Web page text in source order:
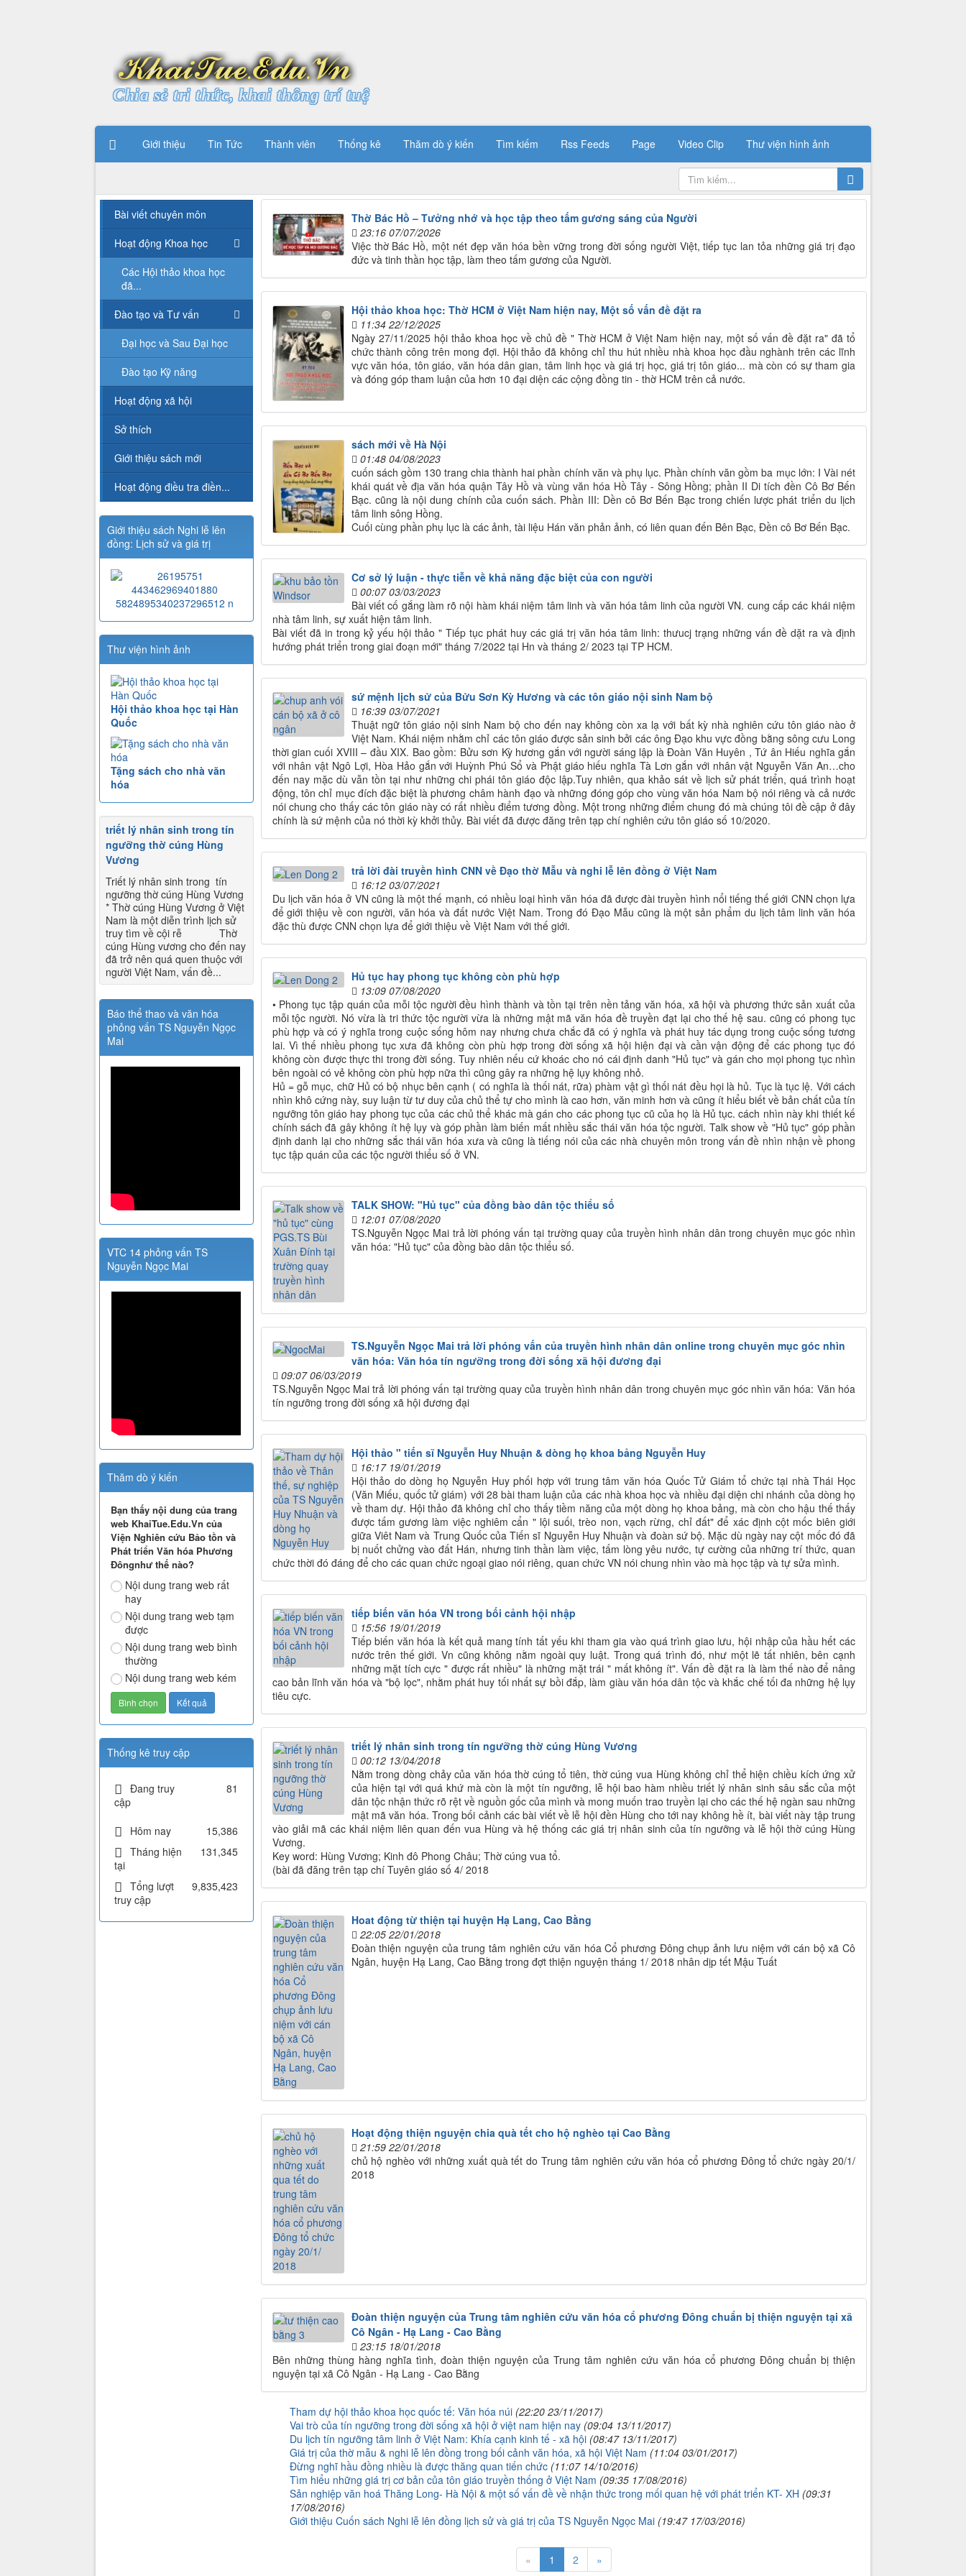
Chia sẻ tri thức, khai thông trí tuệ
Giới thiệu Tin Tức Thành viên Thống kê Thăm dò ý kiến Tìm kiếm Rss Feeds Page Video Clip Thư viện hình ảnh
Thờ Bác Hồ – Tưởng nhớ và học tập theo tấm gương sáng của Người
23:16 07/07/2026
Việc thờ Bác Hồ, một nét đẹp văn hóa bền vững trong đời sống người Việt, tiếp tục lan tỏa những giá trị đạo
đức và tinh thần học tập, làm theo tấm gương của Người.
Hội thảo khoa học: Thờ HCM ở Việt Nam hiện nay, Một số vấn đề đặt ra
11:34 22/12/2025
Ngày 27/11/2025 hội thảo khoa học về chủ đề " Thờ HCM ở Việt Nam hiện nay, một số vấn đề đặt ra" đã tổ
chức thành công trên mong đợi. Hội thảo đã không chỉ thu hút nhiều nhà khoa học đầu nghành trên các lĩnh
vực văn hóa, tôn giáo, văn hóa dân gian, tâm linh học và giá trị học, giá trị tôn giáo... mà còn có sự tham gia
và đóng góp tham luận của hơn 10 đại diện các cộng đồng tin - thờ HCM trên cả nước.
sách mới về Hà Nội
01:48 04/08/2023
cuốn sách gồm 130 trang chia thành hai phần chính văn và phụ lục. Phần chính văn gồm ba mục lớn: I Vài nét
khái quát về địa văn hóa quận Tây Hồ và vùng văn hóa Hồ Tây - Sông Hồng; phần II Di tích đền Cô Bơ Bến
Bạc. cũng là nội dung chính của cuốn sách. Phần III: Dền cô Bơ Bến Bạc trong chiến lược phát triển du lịch
tâm linh sông Hồng.
Cuối cùng phần phụ lục là các ảnh, tài liệu Hán văn phản ảnh, có liên quan đến Bên Bạc, Đền cô Bơ Bến Bạc.
Cơ sở lý luận - thực tiễn về khả năng đặc biệt của con người
00:07 03/03/2023
Bài viết cố gắng làm rõ nội hàm khái niệm tâm linh và văn hóa tâm linh của người VN. cung cấp các khái niệm
nhà tâm linh, sự xuất hiện tâm linh.
Bài viết đã in trong kỷ yếu hội thảo " Tiếp tục phát huy các giá trị văn hóa tâm linh: thưucj trạng những vấn đề dặt ra và định
hướng phát triển trong giai đoạn mới" tháng 7/2022 tại Hn và tháng 2/ 2023 tại TP HCM.
sứ mệnh lịch sử của Bửu Sơn Kỳ Hương và các tôn giáo nội sinh Nam bộ
16:39 03/07/2021
Thuật ngữ tôn giáo nội sinh Nam bộ cho đến nay không còn xa lạ với bất kỳ nhà nghiên cứu tôn giáo nào ở
Việt Nam. Khái niệm nhằm chỉ các tôn giáo được sản sinh bởi các ông Đạo khu vực đồng bằng sông cưu Long
thời gian cuối XVIII – đầu XIX. Bao gồm: Bửu sơn Kỳ hương gắn với người sáng lập là Đoàn Văn Huyên , Tứ ân Hiếu nghĩa gắn
với nhân vật Ngô Lợi, Hòa Hảo gắn với Huỳnh Phú Sổ và Phật giáo hiếu nghĩa Tà Lơn gắn với nhân vật Nguyễn Văn An…cho
đến nay mặc dù vẫn tồn tại như những chi phái tôn giáo độc lập.Tuy nhiên, qua khảo sát về lịch sử phát triển, quá trình hoạt
động, tôn chỉ mục đích đặc biệt là phương châm hành đạo và những đóng góp cho vùng văn hóa Nam bộ nói riêng và cả nước
nói chung cho thấy các tôn giáo này có rất nhiều điểm tương đồng. Một trong những điểm chung đó mà chúng tôi đề cập ở đây
chính là sứ mệnh của nó thời kỳ khởi thủy. Bài viết đã được đăng trên tạp chí nghiên cứu tôn giáo số 10/2020.
trả lời đài truyền hình CNN về Đạo thờ Mẫu và nghi lễ lên đồng ở Việt Nam
16:12 03/07/2021
Du lịch văn hóa ở VN cũng là một thế mạnh, có nhiều loại hình văn hóa đã được đài truyền hình nổi tiếng thế giới CNN chọn lựa
để giới thiệu về con người, văn hóa và đất nước Việt Nam. Trong đó Đạo Mẫu cũng là một sản phẩm du lịch tâm linh văn hóa
đặc thù được CNN chọn lựa để giới thiệu về Việt Nam với thế giới.
Hủ tục hay phong tục không còn phù hợp
13:09 07/08/2020
• Phong tục tập quán của mỗi tộc người đều hình thành và tồn tại trên nền tảng văn hóa, xã hội và phương thức sản xuất của
mỗi tộc người. Nó vừa là tri thức tộc người vừa là những mật mã văn hóa đề truyền đạt lại cho thế hệ sau. cũng có phong tục
phù hợp và có ý nghĩa trong cuộc sống hôm nay nhưng chưa chắc đã có ý nghĩa và phát huy tác dụng trong cuộc sống tương
lai. Vì thế nhiều phong tục xưa đã không còn phù hợp trong đời sống xã hội hiện đại và cần vận động để các phong tục đó
không còn được thực thi trong đời sống. Tuy nhiên nếu cứ khoác cho nó cái định danh "Hủ tục" và gán cho mọi phong tục nhìn
bên ngoài có vẻ không còn phù hợp nữa thì cũng gây ra những hệ lụy không nhỏ.
Hủ = gỗ mục, chữ Hủ có bộ nhục bên cạnh ( có nghĩa là thối nát, rữa) phàm vật gì thối nát đều họi là hủ. Tục là tục lệ. Với cách
nhìn khô cứng này, suy luận từ tư duy của chủ thể tự cho mình là cao hơn, văn minh hơn và cũng ít hiểu biết về bản chất của tín
ngưỡng tôn giáo hay phong tục của các chủ thể khác mà gán cho các phong tục cũ của họ là Hủ tục. cách nhìn này khi thiết kế
chính sách đã gây không ít hệ lụy và góp phần làm biến mất nhiều sắc thái văn hóa tộc người. Talk show về "Hủ tục" góp phần
định danh lại cho những sắc thái văn hóa xưa và cũng là tiếng nói của các nhà chuyên môn trong vấn đề nhìn nhận về phong
tục tập quán của các tộc người thiểu số ở VN.
TALK SHOW: "Hủ tục" của đồng bào dân tộc thiểu số
12:01 07/08/2020
TS.Nguyễn Ngọc Mai trả lời phóng vấn tại trường quay của truyền hình nhân dân trong chuyên mục góc nhìn
văn hóa: "Hủ tục" của đồng bào dân tộc thiểu số.
TS.Nguyễn Ngọc Mai trả lời phóng vấn của truyền hình nhân dân online trong chuyên mục góc nhìn
văn hóa: Văn hóa tín ngưỡng trong đời sống xã hội đương đại
09:07 06/03/2019
TS.Nguyễn Ngọc Mai trả lời phóng vấn tại trường quay của truyền hình nhân dân trong chuyên mục góc nhìn văn hóa: Văn hóa
tín ngưỡng trong đời sống xã hội đương đại
Hội thảo " tiến sĩ Nguyễn Huy Nhuận & dòng họ khoa bảng Nguyễn Huy
16:17 19/01/2019
Hội thảo do dòng họ Nguyễn Huy phối hợp với trung tâm văn hóa Quốc Tử Giám tổ chức tại nhà Thái Học
(Văn Miếu, quốc tử giám) với 28 bài tham luận của các nhà khoa học và nhiều đại diện chi nhánh của dòng họ
về tham dự. Hội thảo đã không chỉ cho thấy tiềm năng của một dòng họ khoa bảng, mà còn cho hậu thế thấy
được tấm gương làm việc nghiêm cẩn " lội suối, trèo non, vạch rừng, chỉ đất" để xác định cột mốc biên giới
giữa Viêt Nam và Trung Quốc của Tiến sĩ Nguyễn Huy Nhuận và đoàn sứ bộ. Mặc dù ngày nay cột mốc đó đã
bị nuốt chửng vào đất Hán, nhưng tinh thần làm việc, tấm lòng yêu nước, tự cường của những trí thức, quan
chức thời đó đáng để cho các quan chức ngoại giao nói riêng, quan chức VN nói chung nhìn vào mà học tập và tự sửa mình.
tiếp biến văn hóa VN trong bối cảnh hội nhập
15:56 19/01/2019
Tiếp biến văn hóa là kết quả mang tính tất yếu khi tham gia vào quá trình giao lưu, hội nhập của hầu hết các
nước trên thế giới. Vn cũng không nằm ngoài quy luật. Trong quá trình đó, như một lẽ tất nhiên, bên cạnh
những mặt tích cực " được rất nhiều" là những mặt trái " mất không ít". Vấn đề đặt ra là làm thế nào để nâng
cao bản lĩnh văn hóa và "bộ lọc", nhằm phát huy tối nhất sự bồi đắp, làm giàu văn hóa dân tộc và khắc chế tối đa những hệ lụy
tiêu cực.
triết lý nhân sinh trong tín ngưỡng thờ cúng Hùng Vương
00:12 13/04/2018
Nằm trong dòng chảy của văn hóa thờ cúng tổ tiên, thờ cúng vua Hùng không chỉ thể hiện chiều kích ứng xử
của hiện tại với quá khứ mà còn là một tín ngưỡng, lễ hội bao hàm nhiều triết lý nhân sinh sâu sắc của một
dân tộc nhận thức rõ rệt về nguồn gốc của mình và mong muốn trao truyền lại cho các thế hệ ngàn sau những
mật mã văn hóa. Trong bối cảnh các bài viết về lễ hội đền Hùng cho tới nay không hề ít, bài viết này tập trung
vào giải mã các khái niệm liên quan đến vua Hùng và hệ thống các giá trị nhân sinh của tín ngưỡng và lễ hội thờ cúng Hùng
Vương.
Key word: Hùng Vương; Kinh đô Phong Châu; Thờ cúng vua tổ.
(bài đã đăng trên tạp chí Tuyên giáo số 4/ 2018
Hoat động từ thiện tại huyện Hạ Lang, Cao Bằng
22:05 22/01/2018
Đoàn thiện nguyện của trung tâm nghiên cứu văn hóa Cổ phương Đông chụp ảnh lưu niệm với cán bộ xã Cô
Ngân, huyện Hạ Lang, Cao Bằng trong đợt thiện nguyện tháng 1/ 2018 nhân dịp tết Mậu Tuất
Hoạt động thiện nguyện chia quà tết cho hộ nghèo tại Cao Bằng
21:59 22/01/2018
chủ hộ nghèo với những xuất quà tết do Trung tâm nghiên cứu văn hóa cổ phương Đông tổ chức ngày 20/1/
2018
Đoàn thiện nguyện của Trung tâm nghiên cứu văn hóa cổ phương Đông chuẩn bị thiện nguyện tại xã
Cô Ngân - Hạ Lang - Cao Bằng
23:15 18/01/2018
Bên những thùng hàng nghĩa tình, đoàn thiện nguyện của Trung tâm nghiên cứu văn hóa cổ phương Đông chuẩn bị thiện
nguyện tại xã Cô Ngân - Hạ Lang - Cao Bằng
Tham dự hội thảo khoa học quốc tế: Văn hóa núi (22:20 23/11/2017)
Vai trò của tín ngưỡng trong đời sống xã hội ở việt nam hiện nay (09:04 13/11/2017)
Du lịch tín ngưỡng tâm linh ở Việt Nam: Khía cạnh kinh tế - xã hội (08:47 13/11/2017)
Giá trị của thờ mẫu & nghi lễ lên đồng trong bối cảnh văn hóa, xã hội Việt Nam (11:04 03/01/2017)
Đừng nghĩ hầu đồng nhiều là được thăng quan tiến chức (11:07 14/10/2016)
Tìm hiểu những giá trị cơ bản của tôn giáo truyền thống ở Việt Nam (09:35 17/08/2016)
Sản nghiệp văn hoá Thăng Long- Hà Nội & một số vấn đề về nhận thức trong mối quan hệ với phát triển KT- XH (09:31
17/08/2016)
Giới thiệu Cuốn sách Nghi lễ lên đồng lịch sử và giá trị của TS Nguyễn Ngọc Mai (19:47 17/03/2016)
« 1 2 »
Bài viết chuyên môn
Hoạt động Khoa học
Các Hội thảo khoa học
đã...
Đào tạo và Tư vấn
Đại học và Sau Đại học
Đào tạo Kỹ năng
Hoạt động xã hội
Sở thích
Giới thiệu sách mới
Hoạt động điều tra điền...
Giới thiệu sách Nghi lễ lên
đồng: Lịch sử và giá trị
Thư viện hình ảnh
Hội thảo khoa học tại Hàn
Quốc
Tặng sách cho nhà văn
hóa
triết lý nhân sinh trong tín
ngưỡng thờ cúng Hùng
Vương
Triết lý nhân sinh trong tín
ngưỡng thờ cúng Hùng Vương
* Thờ cúng Hùng Vương ở Việt
Nam là một diễn trình lịch sử
truy tìm về cội rễ Thờ
cúng Hùng vương cho đến nay
đã trở nên quá quen thuộc với
người Việt Nam, vấn đề...
Báo thể thao và văn hóa
phỏng vấn TS Nguyễn Ngọc
Mai
VTC 14 phỏng vấn TS
Nguyễn Ngọc Mai
Thăm dò ý kiến
Bạn thấy nội dung của trang
web KhaiTue.Edu.Vn của
Viện Nghiên cứu Bảo tồn và
Phát triển Văn hóa Phương
Đôngnhư thế nào?
Nội dung trang web rất
hay
Nội dung trang web tạm
được
Nội dung trang web bình
thường
Nội dung trang web kém
Thống kê truy cập
Đang truy
cập
81
Hôm nay
15,386
Tháng hiện
tại
131,345
Tổng lượt
truy cập
9,835,423